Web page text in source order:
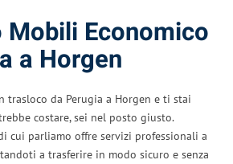
Economico
a Horgen
trasloco da Perugia a Horgen e ti stai
costare, sei nel posto giusto.
cui parliamo offre servizi professionali a
a trasferire in modo sicuro e senza